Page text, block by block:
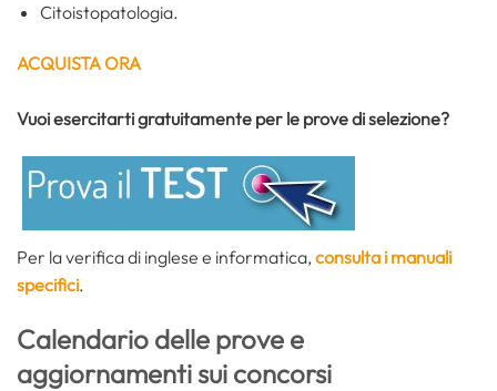
Citoistopatologia.
ACQUISTA ORA
Vuoi esercitarti gratuitamente per le prove di selezione?
Per la verifica di inglese e informatica, consulta i manuali
specifici.
Calendario delle prove e
aggiornamenti sui concorsi